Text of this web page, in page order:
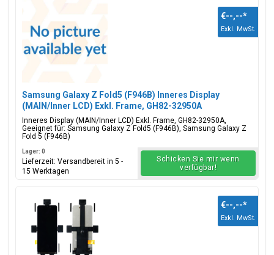
Samsung Galaxy Z Fold5 (F946B) Inneres Display
(MAIN/Inner LCD) Exkl. Frame, GH82-32950A
Inneres Display (MAIN/Inner LCD) Exkl. Frame, GH82-32950A,
Geeignet für: Samsung Galaxy Z Fold5 (F946B), Samsung Galaxy Z
Fold 5 (F946B)
€--,--*
Exkl. MwSt.
Lager: 0
Lieferzeit: Versandbereit in 5 -
15 Werktagen
Schicken Sie mir wenn
verfügbar!
€--,--*
Exkl. MwSt.